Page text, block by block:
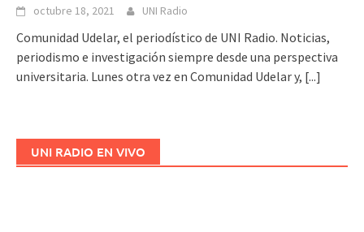
octubre 18, 2021 UNI Radio
Comunidad Udelar, el periodístico de UNI Radio. Noticias,
periodismo e investigación siempre desde una perspectiva
universitaria. Lunes otra vez en Comunidad Udelar y, [...]
UNI RADIO EN VIVO